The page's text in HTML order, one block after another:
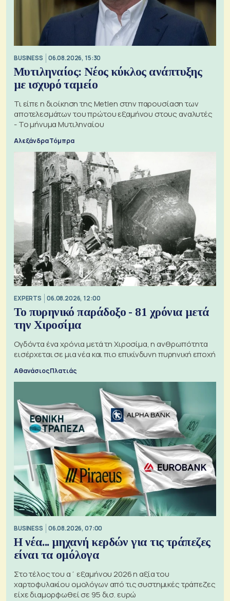
BUSINESS 06.08.2026, 15:30
Μυτιληναίος: Νέος κύκλος ανάπτυξης
με ισχυρό ταμείο
Τι είπε η διοίκηση της Metlen στην παρουσίαση των
αποτελεσμάτων του πρώτου εξαμήνου στους αναλυτές
- Το μήνυμα Μυτιληναίου
Αλεξάνδρα Τόμπρα
EXPERTS 06.08.2026, 12:00
Το πυρηνικό παράδοξο - 81 χρόνια μετά
την Χιροσίμα
Ογδόντα ένα χρόνια μετά τη Χιροσίμα, η ανθρωπότητα
εισέρχεται σε μια νέα και πιο επικίνδυνη πυρηνική εποχή
Αθανάσιος Πλατιάς
BUSINESS 06.08.2026, 07:00
Η νέα... μηχανή κερδών για τις τράπεζες
είναι τα ομόλογα
Στο τέλος του α΄ εξαμήνου 2026 η αξία του
χαρτοφυλακίου ομολόγων από τις συστημικές τράπεζες
είχε διαμορφωθεί σε 95 δισ. ευρώ